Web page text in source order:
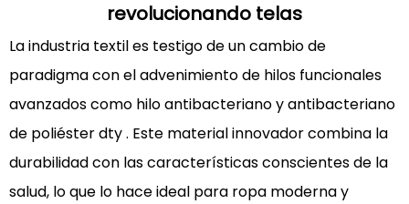
antibacteriano
antibacteriano
de
poliéster
dty
está
revolucionando telas
La industria textil es testigo de un cambio de
paradigma con el advenimiento de hilos funcionales
avanzados como hilo antibacteriano y antibacteriano
de poliéster dty. Este material innovador combina la
durabilidad con las características conscientes de la
salud, lo que lo hace ideal para ropa moderna y